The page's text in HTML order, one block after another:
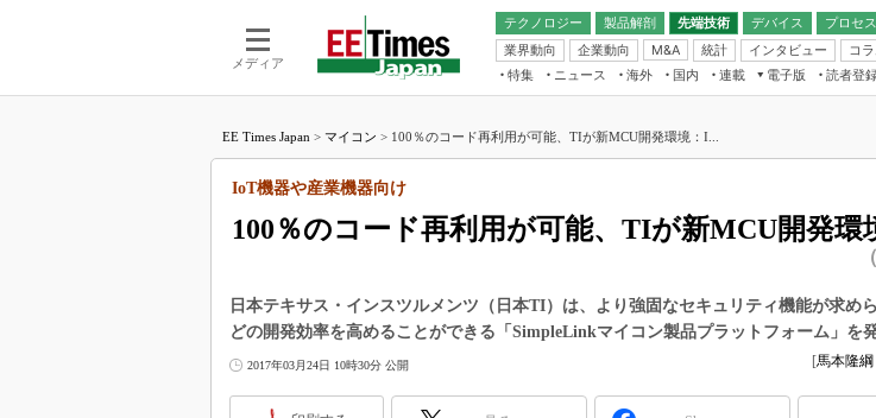
メディア
テクノロジー 製品解剖
先端技術
電池／エネルギー
デバイス
アナログ
マイコン
プロセス
業界動向
企業動向 M&A 統計 インタビュー コ
フィジカルAI
読者調査（EE Times Research）
IoT
電源設計（EDN Japan）
エレクトロニクス入門（EDN
特集 ニュース 海外 国内
連載
福田昭のデバイス通信
大山聡の業界スコープ
リタイア直前エンジニアの社会人大
学漂流記
踊るバズワード ～Behind the
Buzzword
電子版
電子ブックレット
読者登
EE Times Japan > マイコン > 100％のコード再利用が可能、TIが新MCU開発環境：I...
100％のコード再利用が可能、TIが新MCU開発環
IoT機器や産業機器向け
日本テキサス・インスツルメンツ（日本TI）は、より強固なセキュリティ機能が求め
どの開発効率を高めることができる「SimpleLinkマイコン製品プラットフォーム」を発
2017年03月24日 10時30分 公開 [馬本隆綱